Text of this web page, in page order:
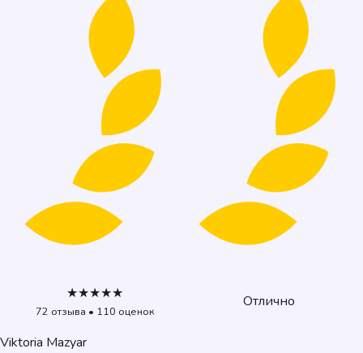
★★★★★
72 отзыва • 110 оценок
Отлично
Viktoria Mazyar